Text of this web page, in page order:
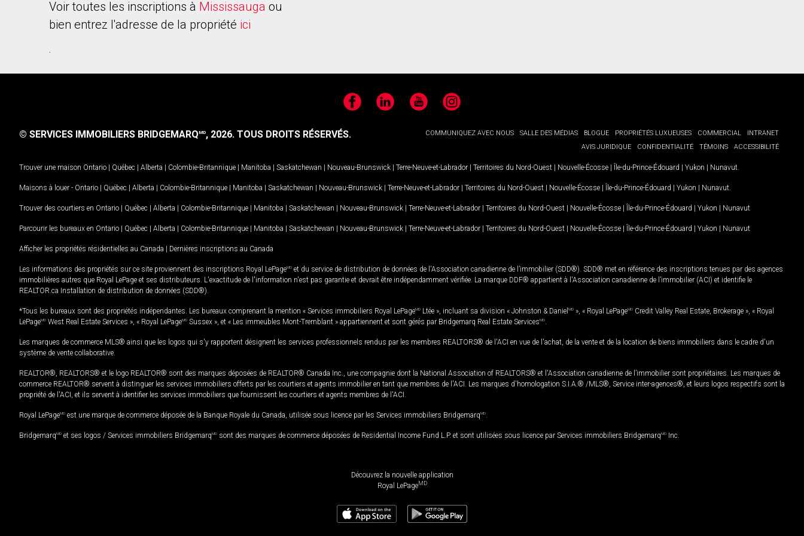
Voir toutes les inscriptions à Mississauga ou
bien entrez l'adresse de la propriété ici
.
FacebookLinkedIn YouTubeInstagram
COMMUNIQUEZ AVEC NOUS SALLE DES MÉDIAS BLOGUE PROPRIÉTÉS LUXUEUSES COMMERCIAL
INTRANET
AVIS JURIDIQUE
CONFIDENTIALITÉ TÉMOINS ACCESSIBILITÉ
© SERVICES IMMOBILIERS BRIDGEMARQMD, 2026. TOUS DROITS RÉSERVÉS.
Trouver une maison Ontario | Québec | Alberta | Colombie-Britannique | Manitoba | Saskatchewan | Nouveau-Brunswick | Terre-Neuve-et-Labrador | Territoires du Nord-Ouest | Nouvelle-Écosse | Île-du-Prince-Édouard | Yukon | Nunavut
Maisons à louer - Ontario | Québec | Alberta | Colombie-Britannique | Manitoba | Saskatchewan | Nouveau-Brunswick | Terre-Neuve-et-Labrador | Territoires du Nord-Ouest | Nouvelle-Écosse | Île-du-Prince-Édouard | Yukon | Nunavut
Trouver des courtiers en Ontario | Québec | Alberta | Colombie-Britannique | Manitoba | Saskatchewan | Nouveau-Brunswick | Terre-Neuve-et-Labrador | Territoires du Nord-Ouest | Nouvelle-Écosse | Île-du-Prince-Édouard | Yukon | Nunavut
Parcourir les bureaux en Ontario | Québec | Alberta | Colombie-Britannique | Manitoba | Saskatchewan | Nouveau-Brunswick | Terre-Neuve-et-Labrador | Territoires du Nord-Ouest | Nouvelle-Écosse | Île-du-Prince-Édouard | Yukon | Nunavut
Afficher les propriétés résidentielles au Canada | Dernières inscriptions au Canada
Les informations des propriétés sur ce site proviennent des inscriptions Royal LePageMD et du service de distribution de données de l'Association canadienne de l’immobilier (SDD®). SDD® met en référence des inscriptions tenues par des agences
immobilières autres que Royal LePage et ses distributeurs. L'exactitude de l'information n'est pas garantie et devrait être indépendamment vérifiée. La marque DDF® appartient à l'Association canadienne de l’immobilier (ACI) et identifie le
REALTOR.ca Installation de distribution de données (SDD®).
*Tous les bureaux sont des propriétés indépendantes. Les bureaux comprenant la mention « Services immobiliers Royal LePageMD Ltée », incluant sa division « Johnston & Daniel MD », « Royal LePageMD Credit Valley Real Estate, Brokerage », « Royal
LePageMD West Real Estate Services », « Royal LePageMD Sussex », et « Les immeubles Mont-Tremblant » appartiennent et sont gérés par Bridgemarq Real Estate ServicesMD
Les marques de commerce MLS® ainsi que les logos qui s'y rapportent désignent les services professionnels rendus par les membres REALTORS® de l'ACI en vue de l'achat, de la vente et de la location de biens immobiliers dans le cadre d'un
système de vente collaborative.
REALTOR®, REALTORS® et le logo REALTOR® sont des marques déposées de REALTOR® Canada Inc., une compagnie dont la National Association of REALTORS® et l'Association canadienne de l’immobilier sont propriétaires. Les marques de
commerce REALTOR® servent à distinguer les services immobiliers offerts par les courtiers et agents immobilier en tant que membres de l'ACI. Les marques d'homologation S.I.A.® /MLS®, Service inter-agences®, et leurs logos respectifs sont la
propriété de l'ACI, et ils servent à identifier les services immobiliers que fournissent les courtiers et agents membres de l'ACI.
Royal LePageMD est une marque de commerce déposée de la Banque Royale du Canada, utilisée sous licence par les Services immobiliers BridgemarqMD
BridgemarqMD et ses logos / Services immobiliers BridgemarqMD sont des marques de commerce déposées de Residential Income Fund L.P. et sont utilisées sous licence par Services immobiliers BridgemarqMD Inc.
Découvrez la nouvelle application
Royal LePageMD